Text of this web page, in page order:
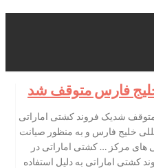
خلیج فارس متوقف شد
شدیک فروند کشتی اماراتی
خلیج فارس و به منظور صیانت
های مرکز … کشتی اماراتی در
کشتی اماراتی به دلیل استفاده